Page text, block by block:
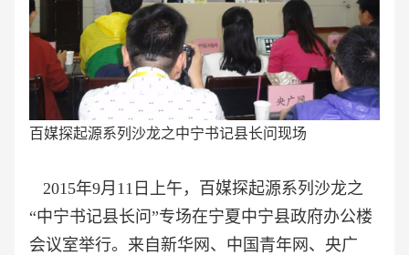
百媒探起源系列沙龙之中宁书记县长问现场
2015年9月11日上午，百媒探起源系列沙龙之
“中宁书记县长问”专场在宁夏中宁县政府办公楼
会议室举行。来自新华网、中国青年网、央广